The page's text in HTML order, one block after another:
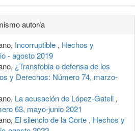
autor/a
Incorruptible , Hechos y
- agosto 2019
¿Transfobia o defensa de los
y Derechos: Número 74, marzo-
La acusación de López-Gatell ,
63, mayo-junio 2021
El silencio de la Corte , Hechos y